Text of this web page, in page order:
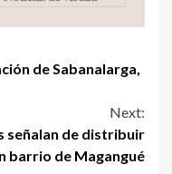
de Sabanalarga,
Next:
señalan de distribuir
barrio de Magangué